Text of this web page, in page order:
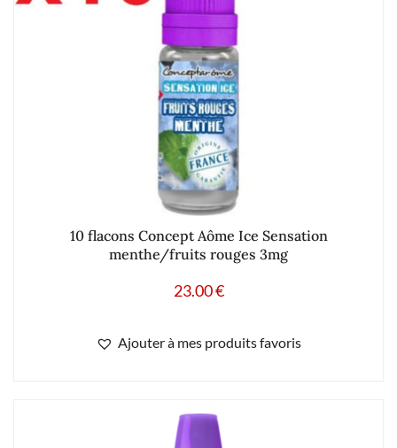
10 flacons Concept Aôme Ice Sensation
menthe/fruits rouges 3mg
23.00€
Ajouter à mes produits favoris